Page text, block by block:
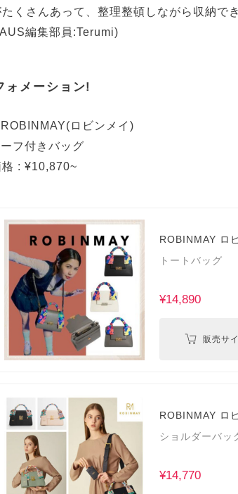
くさんあって、整理整頓しながら収納で
編集部員:Terumi)
ォメーション!
ロビンメイ)
フ付きバッグ
: ¥10,870~
ROBINMAY ロ
トートバッグ
¥14,890
販売サ
ROBINMAY ロ
ショルダーバッ
¥14,770